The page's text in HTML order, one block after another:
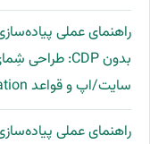
سایت/اپ و قواعد Deduplication + قالب Mapping